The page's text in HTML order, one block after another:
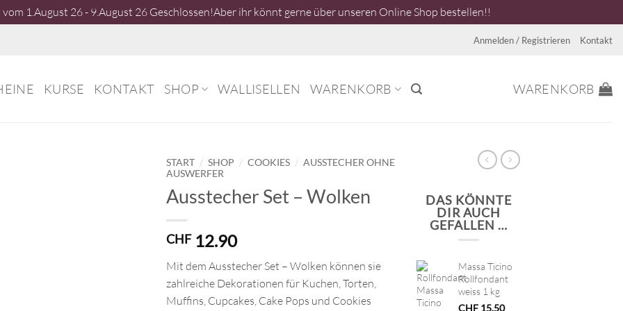
1.August 26 - 9.August 26 Geschlossen!Aber ihr könnt gerne über unseren Online Shop bestellen!!
Anmelden / Registrieren Kontakt
KURSE KONTAKT SHOP WALLISELLEN WARENKORB WARENKORB
START / SHOP / COOKIES / AUSSTECHER OHNE
AUSWERFER
Ausstecher Set – Wolken
CHF12.90
Mit dem Ausstecher Set – Wolken können sie
zahlreiche Dekorationen für Kuchen, Torten,
Muffins, Cupcakes, Cake Pops und Cookies
DAS KÖNNTE
DIR AUCH
GEFALLEN …
Massa Ticino
Rollfondant
weiss 1 kg
CHF 15.50